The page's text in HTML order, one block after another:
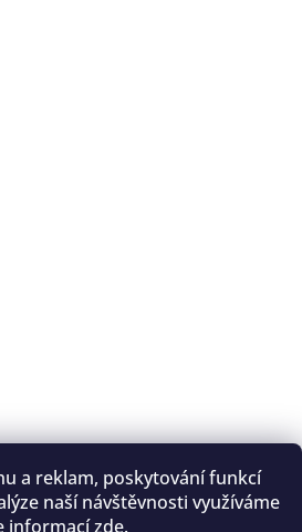
a reklam, poskytování funkcí
naší návštěvnosti využíváme
informacízde.